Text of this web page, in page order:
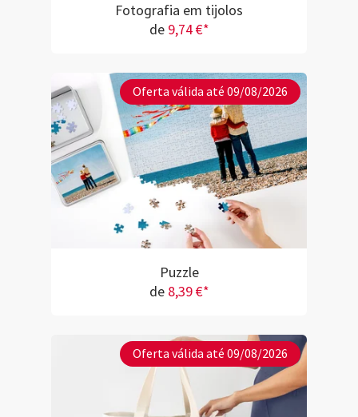
Fotografia em tijolos
de 9,74 €*
Oferta válida até 09/08/2026
Puzzle
de 8,39 €*
Oferta válida até 09/08/2026